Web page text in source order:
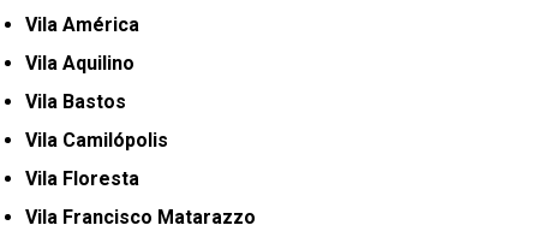
Vila América
Vila Aquilino
Vila Bastos
Vila Camilópolis
Vila Floresta
Vila Francisco Matarazzo